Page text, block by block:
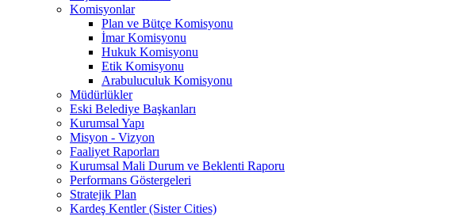
Komisyonlar
Plan ve Bütçe Komisyonu
İmar Komisyonu
Hukuk Komisyonu
Etik Komisyonu
Arabuluculuk Komisyonu
Müdürlükler
Eski Belediye Başkanları
Kurumsal Yapı
Misyon - Vizyon
Faaliyet Raporları
Kurumsal Mali Durum ve Beklenti Raporu
Performans Göstergeleri
Stratejik Plan
Kardeş Kentler (Sister Cities)